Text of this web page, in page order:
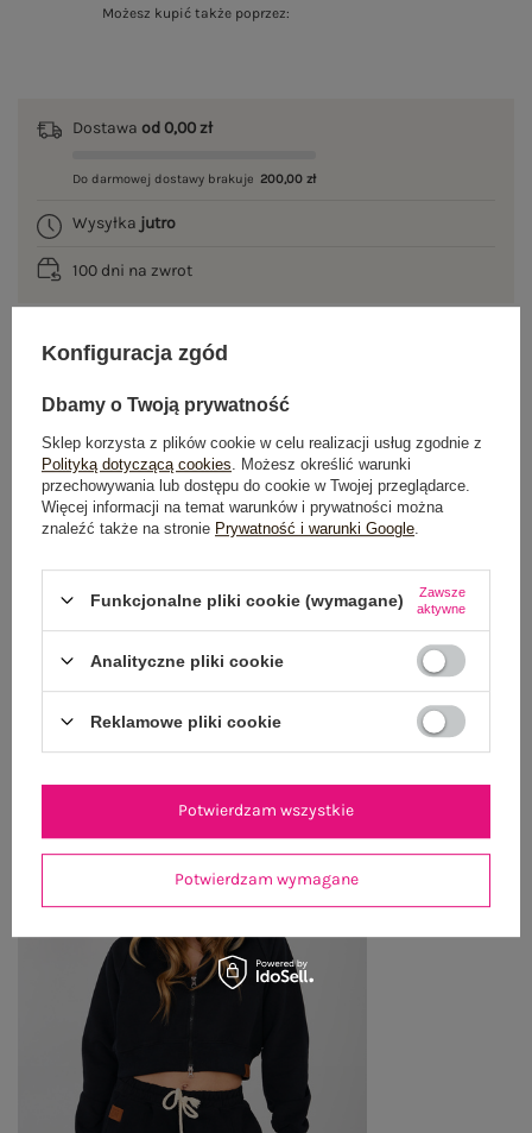
Możesz kupić także poprzez:
Dostawa od 0,00 zł
Do darmowej dostawy brakuje 200,00 zł
Wysyłka jutro
100 dni na zwrot
GŁÓWNE PARAMETRY
OPINIE O PRODUKCIE (0)
ZWROTY I REKLAMACJE
OSTATNIO OGLĄDANE
Zobacz wszystko
Konfiguracja zgód
Dbamy o Twoją prywatność
Sklep korzysta z plików cookie w celu realizacji usług zgodnie z
Polityką dotyczącą cookies . Możesz określić warunki
przechowywania lub dostępu do cookie w Twojej przeglądarce.
Więcej informacji na temat warunków i prywatności można
znaleźć także na stronie Prywatność i warunki Google
Funkcjonalne pliki cookie (wymagane)
Zawsze
aktywne
Analityczne pliki cookie
Reklamowe pliki cookie
Potwierdzam wymagane
Potwierdzam wszystkie